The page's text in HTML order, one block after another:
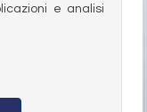
e analisi